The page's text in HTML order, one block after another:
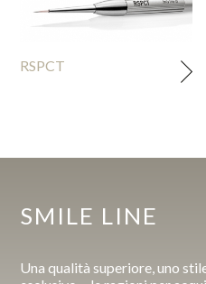
RSPCT
SMILE LINE
Una qualità superiore, uno